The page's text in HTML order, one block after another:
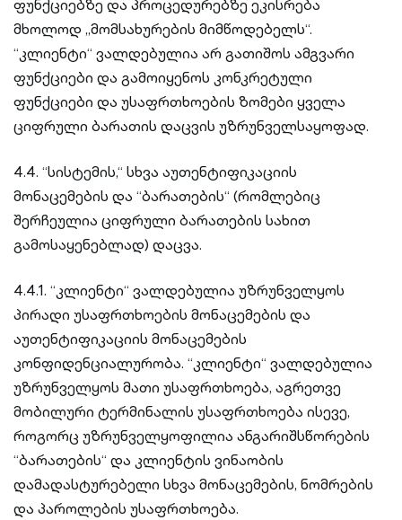
ფუნქციებზე და პროცედურებზე ეკისრება
მხოლოდ ,,მომსახურების მიმწოდებელს“.
“კლიენტი“ ვალდებულია არ გათიშოს ამგვარი
ფუნქციები და გამოიყენოს კონკრეტული
ფუნქციები და უსაფრთხოების ზომები ყველა
ციფრული ბარათის დაცვის უზრუნველსაყოფად.
4.4. “სისტემის,“ სხვა აუთენტიფიკაციის
მონაცემების და “ბარათების“ (რომლებიც
შერჩეულია ციფრული ბარათების სახით
გამოსაყენებლად) დაცვა.
4.4.1. “კლიენტი“ ვალდებულია უზრუნველყოს
პირადი უსაფრთხოების მონაცემების და
აუთენტიფიკაციის მონაცემების
კონფიდენციალურობა. “კლიენტი“ ვალდებულია
უზრუნველყოს მათი უსაფრთხოება, აგრეთვე
მობილური ტერმინალის უსაფრთხოება ისევე,
როგორც უზრუნველყოფილია ანგარიშსწორების
“ბარათების“ და კლიენტის ვინაობის
დამადასტურებელი სხვა მონაცემების, ნომრების
და პაროლების უსაფრთხოება.